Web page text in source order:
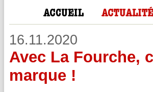
16.11.2020
Avec La Fourche,
marque !